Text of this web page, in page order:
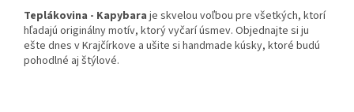
Teplákovina - Kapybara je skvelou voľbou pre všetkých, ktorí
hľadajú originálny motív, ktorý vyčarí úsmev. Objednajte si ju
ešte dnes v Krajčírkove a ušite si handmade kúsky, ktoré budú
pohodlné aj štýlové.